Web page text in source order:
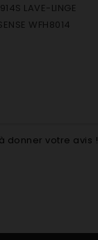
LAVE-LINGE
WFH8014
donner votre avis !